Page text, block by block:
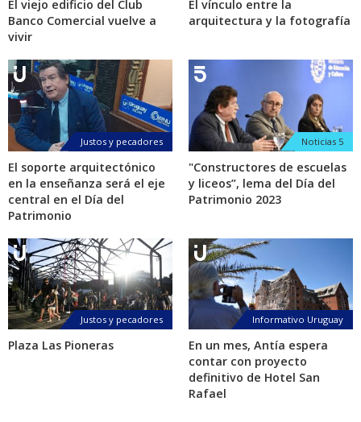
El viejo edificio del Club
Banco Comercial vuelve a
vivir
El vínculo entre la
arquitectura y la fotografía
Justos y pecadores
El soporte arquitectónico
en la enseñanza será el eje
central en el Día del
Patrimonio
Noticias 5
"Constructores de escuelas
y liceos”, lema del Día del
Patrimonio 2023
Justos y pecadores
Plaza Las Pioneras
Informativo Uruguay
En un mes, Antía espera
contar con proyecto
definitivo de Hotel San
Rafael